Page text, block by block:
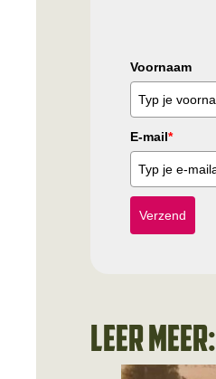
Voornaam
E-mail*
Verzend
Leer meer: